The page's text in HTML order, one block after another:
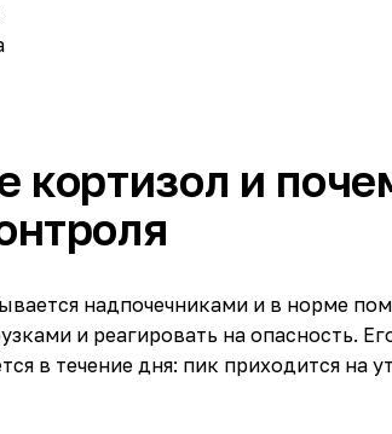
кортизол и
надпочечниками и в норме
и реагировать на опасность.
в течение дня: пик приходится на